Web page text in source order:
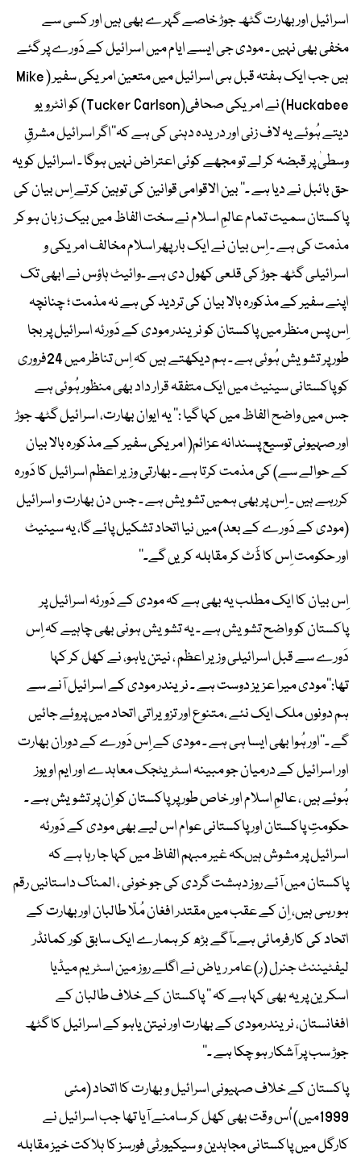
اسرائیل اور بھارت گٹھ جوڑ خاصے گہرے بھی ہیں اور کسی سے
مخفی بھی نہیں ۔ مودی جی ایسے ایام میں اسرائیل کے دَورے پر گئے
ہیں جب ایک ہفتہ قبل ہی اسرائیل میں متعین امریکی سفیر ( Mike
Huckabee) نے امریکی صحافی(Tucker Carlson) کو انٹرویو
دیتے ہُوئے یہ لاف زنی اور دریدہ دہنی کی ہے کہ’’اگر اسرائیل مشرقِ
وسطیٰ پر قبضہ کر لے تو مجھے کوئی اعتراض نہیں ہوگا ۔ اسرائیل کو یہ
حق بائبل نے دیا ہے ۔‘‘ بین الاقوامی قوانین کی توہین کرتے اِس بیان کی
پاکستان سمیت تمام عالمِ اسلام نے سخت الفاظ میں بیک زبان ہو کر
مذمت کی ہے ۔ اِس بیان نے ایک بار پھر اسلام مخالف امریکی و
اسرائیلی گٹھ جوڑ کی قلعی کھول دی ہے ۔وائیٹ ہاؤس نے ابھی تک
اپنے سفیر کے مذکورہ بالا بیان کی تردید کی ہے نہ مذمت ؛ چنانچہ
اِس پس منظر میں پاکستان کو نریندر مودی کے دَورئہ اسرائیل پر بجا
طور پر تشویش ہُوئی ہے ۔ ہم دیکھتے ہیں کہ اِس تناظر میں 24فروری
کو پاکستانی سینیٹ میں ایک متفقہ قرار داد بھی منظور ہُوئی ہے
جس میں واضح الفاظ میں کہا گیا :’’ یہ ایوان بھارت، اسرائیل گٹھ جوڑ
اور صہیونی توسیع پسندانہ عزائم( امریکی سفیر کے مذکورہ بالا بیان
کے حوالے سے) کی مذمت کرتا ہے ۔ بھارتی وزیر اعظم اسرائیل کا دَورہ
کررہے ہیں ۔ اِس پر بھی ہمیں تشویش ہے ۔ جس دن بھارت و اسرائیل
(مودی کے دَورے کے بعد) میں نیا اتحاد تشکیل پائے گا، یہ سینیٹ
اور حکومت اِس کا ڈَٹ کر مقابلہ کریں گے۔‘‘
اِس بیان کا ایک مطلب یہ بھی ہے کہ مودی کے دَورئہ اسرائیل پر
پاکستان کو واضح تشویش ہے ۔ یہ تشویش ہونی بھی چاہیے کہ اِس
دَورے سے قبل اسرائیلی وزیر اعظم ، نیتن یاہو، نے کھل کر کہا
تھا:’’مودی میرا عزیز دوست ہے ۔ نریندر مودی کے اسرائیل آنے سے
ہم دونوں ملک ایک نئے ،متنوع اور تزویراتی اتحاد میں پروئے جائیں
گے ۔‘‘اور ہُوا بھی ایسا ہی ہے ۔ مودی کے اِس دَورے کے دوران بھارت
اور اسرائیل کے درمیان جو مبینہ اسٹریٹجک معاہدے اور ایم او یوز
ہُوئے ہیں ، عالمِ اسلام اور خاص طور پر پاکستان کو اِن پر تشویش ہے ۔
حکومتِ پاکستان اور پاکستانی عوام اس لیے بھی مودی کے دَورئہ
اسرائیل پر مشوش ہیںکہ غیر مبہم الفاظ میں کہا جا رہا ہے کہ
پاکستان میں آئے روز دہشت گردی کی جو خونی ، المناک داستانیں رقم
ہو رہی ہیں، اِن کے عقب میں مقتدر افغان مُلّا طالبان اور بھارت کے
اتحاد کی کارفرمائی ہے۔آگے بڑھ کر ہمارے ایک سابق کور کمانڈر
لیفٹیننٹ جنرل (ر) عامر ریاض نے اگلے روز مین اسٹریم میڈیا
اسکرین پر یہ بھی کہا ہے کہ ’’ پاکستان کے خلاف طالبان کے
افغانستان، نریندرمودی کے بھارت اور نیتن یاہو کے اسرائیل کا گٹھ
جوڑ سب پر آشکار ہو چکا ہے ۔‘‘
پاکستان کے خلاف صہیونی اسرائیل و بھارت کا اتحاد (مئی
1999میں) اُس وقت بھی کھل کر سامنے آیا تھا جب اسرائیل نے
کارگل میں پاکستانی مجاہدین و سیکیورٹی فورسز کا ہلاکت خیز مقابلہ